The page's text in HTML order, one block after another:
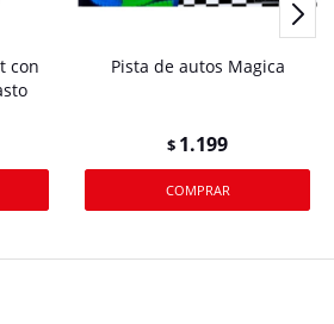
con
Pista de autos Magica
$ 1.199